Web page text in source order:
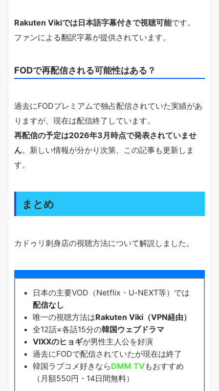
Rakuten Vikiでは日本語字幕付きで視聴可能です。
ファンによる翻訳字幕が提供されています。
FODで再配信される可能性はある？
過去にFODプレミアムで独占配信されていた実績があ
りますが、現在は配信終了しています。
再配信の予定は2026年3月時点で発表されていませ
ん。新しい情報が分かり次第、この記事も更新しま
す。
まとめ
カドゥリ刺身店の視聴方法について解説しました。
日本の主要VOD（Netflix・U-NEXT等）では
配信なし
唯一の視聴方法はRakuten Viki（VPN経由）
全12話×各話15分の韓国ウェブドラマ
VIXXのヒョギが男性主人公を好演
過去にFODで配信されていたが現在は終了
韓国ラブコメ好きならDMM TVもおすすめ
（月額550円・14日間無料）